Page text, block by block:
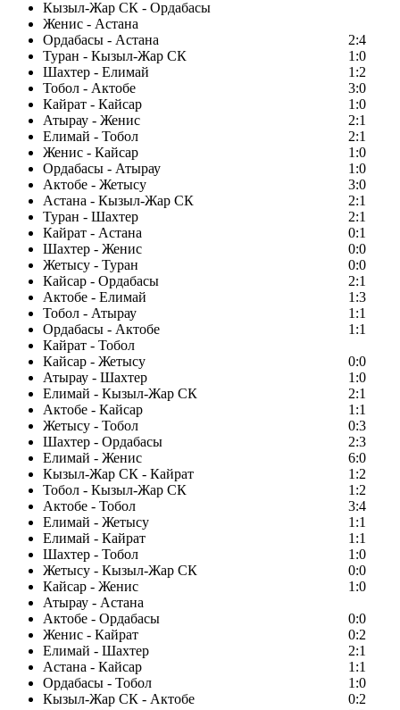
Кызыл-Жар СК - Ордабасы
Женис - Астана
Ордабасы - Астана
2:4
Туран - Кызыл-Жар СК
1:0
Шахтер - Елимай
1:2
Тобол - Актобе
3:0
Кайрат - Кайсар
1:0
Атырау - Женис
2:1
Елимай - Тобол
2:1
Женис - Кайсар
1:0
Ордабасы - Атырау
1:0
Актобе - Жетысу
3:0
Астана - Кызыл-Жар СК
2:1
Туран - Шахтер
2:1
Кайрат - Астана
0:1
Шахтер - Женис
0:0
Жетысу - Туран
0:0
Кайсар - Ордабасы
2:1
Актобе - Елимай
1:3
Тобол - Атырау
1:1
Ордабасы - Актобе
1:1
Кайрат - Тобол
Кайсар - Жетысу
0:0
Атырау - Шахтер
1:0
Елимай - Кызыл-Жар СК
2:1
Актобе - Кайсар
1:1
Жетысу - Тобол
0:3
Шахтер - Ордабасы
2:3
Елимай - Женис
6:0
Кызыл-Жар СК - Кайрат
1:2
Тобол - Кызыл-Жар СК
1:2
Актобе - Тобол
3:4
Елимай - Жетысу
1:1
Елимай - Кайрат
1:1
Шахтер - Тобол
1:0
Жетысу - Кызыл-Жар СК
0:0
Кайсар - Женис
1:0
Атырау - Астана
Актобе - Ордабасы
0:0
Женис - Кайрат
0:2
Елимай - Шахтер
2:1
Астана - Кайсар
1:1
Ордабасы - Тобол
1:0
Кызыл-Жар СК - Актобе
0:2